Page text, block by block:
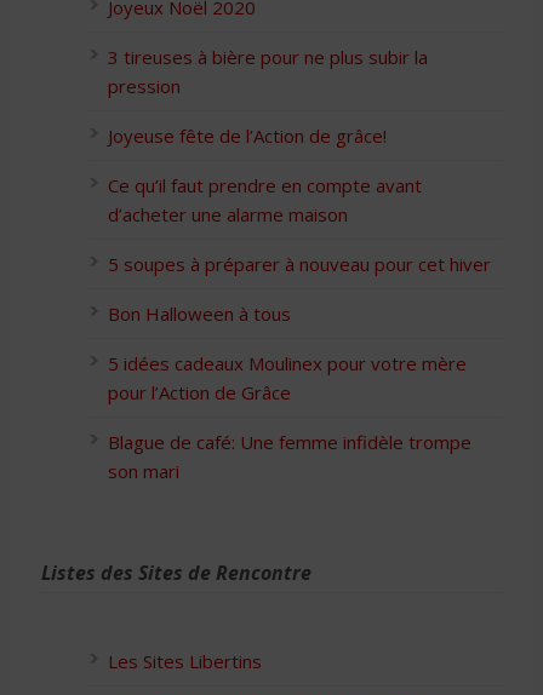
Joyeux Noël 2020
3 tireuses à bière pour ne plus subir la
pression
Joyeuse fête de l’Action de grâce!
Ce qu’il faut prendre en compte avant
d’acheter une alarme maison
5 soupes à préparer à nouveau pour cet hiver
Bon Halloween à tous
5 idées cadeaux Moulinex pour votre mère
pour l’Action de Grâce
Blague de café: Une femme infidèle trompe
son mari
Listes des Sites de Rencontre
Les Sites Libertins